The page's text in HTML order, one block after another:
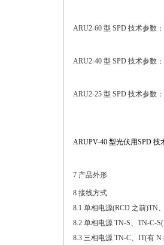
ARU2-60 型 SPD 技术参数：
ARU2-40 型 SPD 技术参数：
ARU2-25 型 SPD 技术参数：
ARUPV-40 型光伏用SPD 技
7 产品外形
8 接线方式
8.1 单相电源(RCD 之前)TN
8.2 单相电源 TN-S、TN-C-
8.3 三相电源 TN-C、IT(有